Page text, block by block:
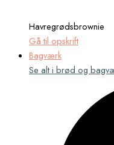
Havregrødsbrownie
Gå til opskrift
Bagværk
Se alt i brød og